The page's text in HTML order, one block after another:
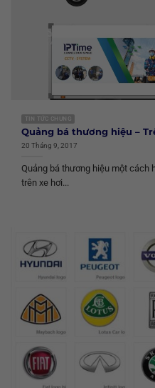
TIN TỨC CHUNG
Quảng bá thương hiệu –
20 Tháng 9, 2017
Quảng bá thương hiệu một cách
trên xe hơi...